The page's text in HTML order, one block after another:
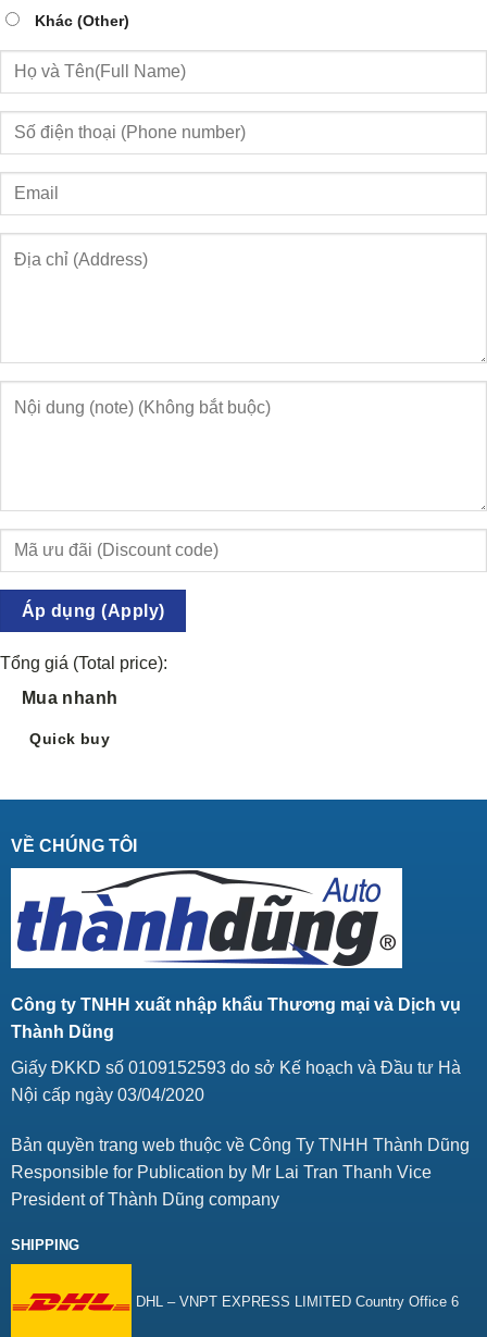
Khác (Other)
Áp dụng (Apply)
Tổng giá (Total price):
Mua nhanh
Quick buy
VỀ CHÚNG TÔI
Công ty TNHH xuất nhập khẩu Thương mại và Dịch vụ
Thành Dũng
Giấy ĐKKD số 0109152593 do sở Kế hoạch và Đầu tư Hà
Nội cấp ngày 03/04/2020
Bản quyền trang web thuộc về Công Ty TNHH Thành Dũng
Responsible for Publication by Mr Lai Tran Thanh Vice
President of Thành Dũng company
SHIPPING
DHL – VNPT EXPRESS LIMITED Country Office 6